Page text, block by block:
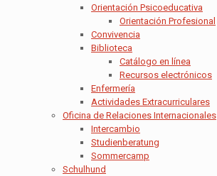
Orientación Psicoeducativa
Orientación Profesional
Convivencia
Biblioteca
Catálogo en línea
Recursos electrónicos
Enfermería
Actividades Extracurriculares
Oficina de Relaciones Internacionales
Intercambio
Studienberatung
Sommercamp
Schulhund